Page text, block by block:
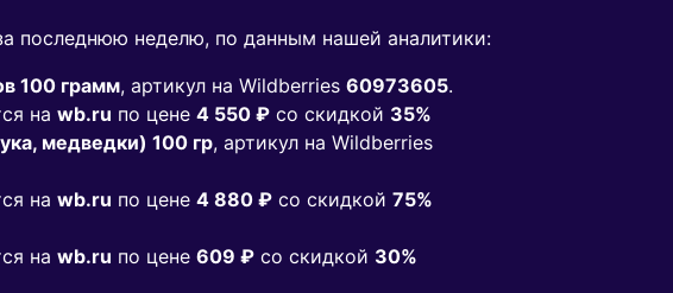
последнюю неделю, по данным нашей аналитики:
100 грамм, артикул на Wildberries 60973605.
на wb.ru по цене 4 550 ₽ co скидкой 35%
медведки) 100 гр, артикул на Wildberries
на wb.ru по цене 4 880 ₽ co скидкой 75%
на wb.ru по цене 609 ₽ co скидкой 30%